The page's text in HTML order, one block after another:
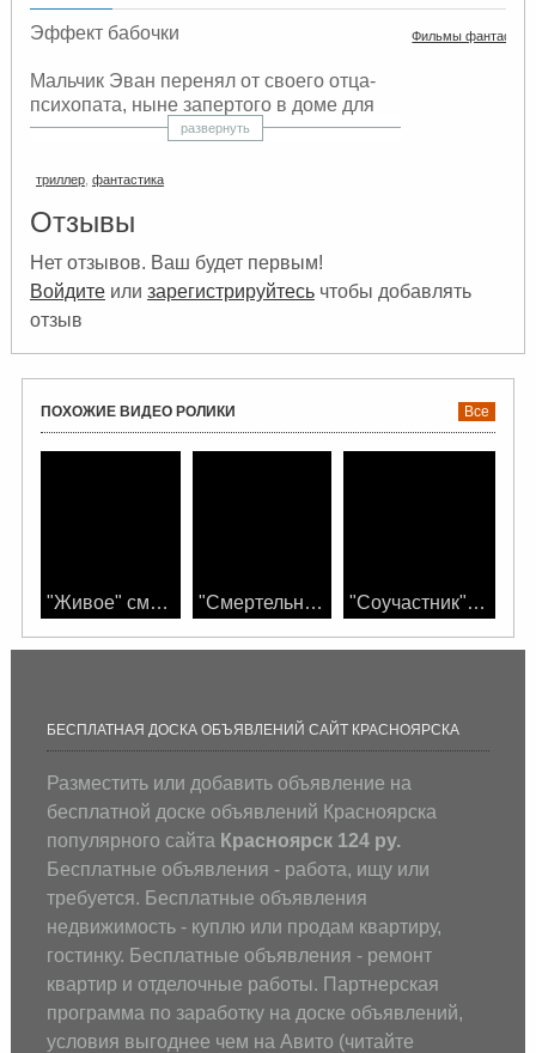
Эффект бабочки
Мальчик Эван перенял от своего отца-
психопата, ныне запертого в доме для
умалишённых, странную болезнь — он
жизни, причем в эти моменты
ужасные, события. Возмужав и поступив
открытие. Читая дневники, которые он
писал в детстве по совету врача, Эван
может возвращаться в детство и своими
развернуть
триллер, фантастика
Фильмы
Отзывы
Нет отзывов. Ваш будет первым!
Войдитеили зарегистрируйтесьчтобы добавлять
отзыв
ПОХОЖИЕ ВИДЕО РОЛИКИ Все
"Живое" смотреть фильм фантастика "Смертельная гонка" смотреть фильм онлайн "Соучастник" смотреть фильм онлайн
БЕСПЛАТНАЯ ДОСКА ОБЪЯВЛЕНИЙ САЙТ КРАСНОЯРСКА
Разместить или добавить объявление на
бесплатной доске объявлений Красноярска
популярного сайта Красноярск 124 ру.
Бесплатные объявления - работа, ищу или
требуется. Бесплатные объявления
недвижимость - куплю или продам квартиру,
гостинку. Бесплатные объявления - ремонт
квартир и отделочные работы. Партнерская
программа по заработку на доске объявлений,
условия выгоднее чем на Авито (читайте